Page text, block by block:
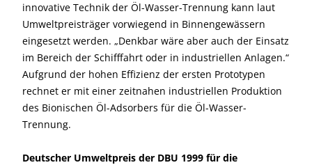
innovative Technik der Öl-Wasser-Trennung kann laut
Umweltpreisträger vorwiegend in Binnengewässern
eingesetzt werden. „Denkbar wäre aber auch der Einsatz
im Bereich der Schifffahrt oder in industriellen Anlagen.“
Aufgrund der hohen Effizienz der ersten Prototypen
rechnet er mit einer zeitnahen industriellen Produktion
des Bionischen Öl-Adsorbers für die Öl-Wasser-
Trennung.
Deutscher Umweltpreis der DBU 1999 für die